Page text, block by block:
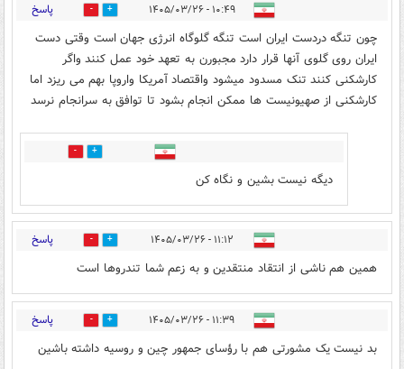
۱۰:۴۹ - ۱۴۰۵/۰۳/۲۶ 1 پاسخ
چون تنگه دردست ایران است تنگه گلوگاه انرژی جهان است وقتی دست
ایران روی گلوی آنها قرار دارد مجبورن به تعهد خود عمل کنند واگر
کارشکنی کنند تنک مسدود میشود واقتصاد آمريکا واروپا بهم می ریزد اما
کارشکنی از صهیونیست ها ممکن انجام بشود تا توافق به سرانجام نرسد
0
دیگه نیست بشین و نگاه کن
۱۱:۱۲ - ۱۴۰۵/۰۳/۲۶ 11 پاسخ
همین هم ناشی از انتقاد منتقدین و به زعم شما تندروها است
۱۱:۳۹ - ۱۴۰۵/۰۳/۲۶ 3 پاسخ
بد نیست یک مشورتی هم با رؤسای جمهور چین و روسیه داشته باشین